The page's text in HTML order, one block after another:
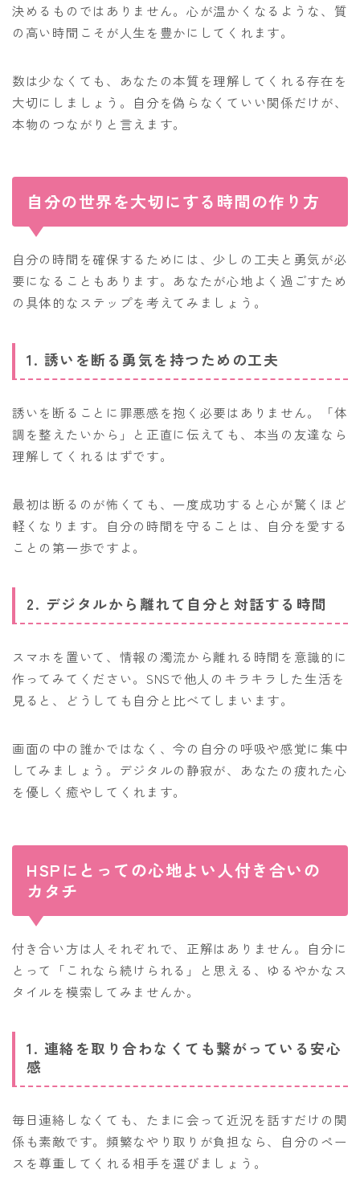
決めるものではありません。心が温かくなるような、質
の高い時間こそが人生を豊かにしてくれます。
数は少なくても、あなたの本質を理解してくれる存在を
大切にしましょう。自分を偽らなくていい関係だけが、
本物のつながりと言えます。
自分の世界を大切にする時間の作り方
自分の時間を確保するためには、少しの工夫と勇気が必
要になることもあります。あなたが心地よく過ごすため
の具体的なステップを考えてみましょう。
1. 誘いを断る勇気を持つための工夫
誘いを断ることに罪悪感を抱く必要はありません。「体
調を整えたいから」と正直に伝えても、本当の友達なら
理解してくれるはずです。
最初は断るのが怖くても、一度成功すると心が驚くほど
軽くなります。自分の時間を守ることは、自分を愛する
ことの第一歩ですよ。
2. デジタルから離れて自分と対話する時間
スマホを置いて、情報の濁流から離れる時間を意識的に
作ってみてください。SNSで他人のキラキラした生活を
見ると、どうしても自分と比べてしまいます。
画面の中の誰かではなく、今の自分の呼吸や感覚に集中
してみましょう。デジタルの静寂が、あなたの疲れた心
を優しく癒やしてくれます。
HSPにとっての心地よい人付き合いの
カタチ
付き合い方は人それぞれで、正解はありません。自分に
とって「これなら続けられる」と思える、ゆるやかなス
タイルを模索してみませんか。
1. 連絡を取り合わなくても繋がっている安心
感
毎日連絡しなくても、たまに会って近況を話すだけの関
係も素敵です。頻繁なやり取りが負担なら、自分のペー
スを尊重してくれる相手を選びましょう。